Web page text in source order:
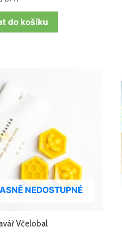
do košíku
NEDOSTUPNÉ
Včelobal